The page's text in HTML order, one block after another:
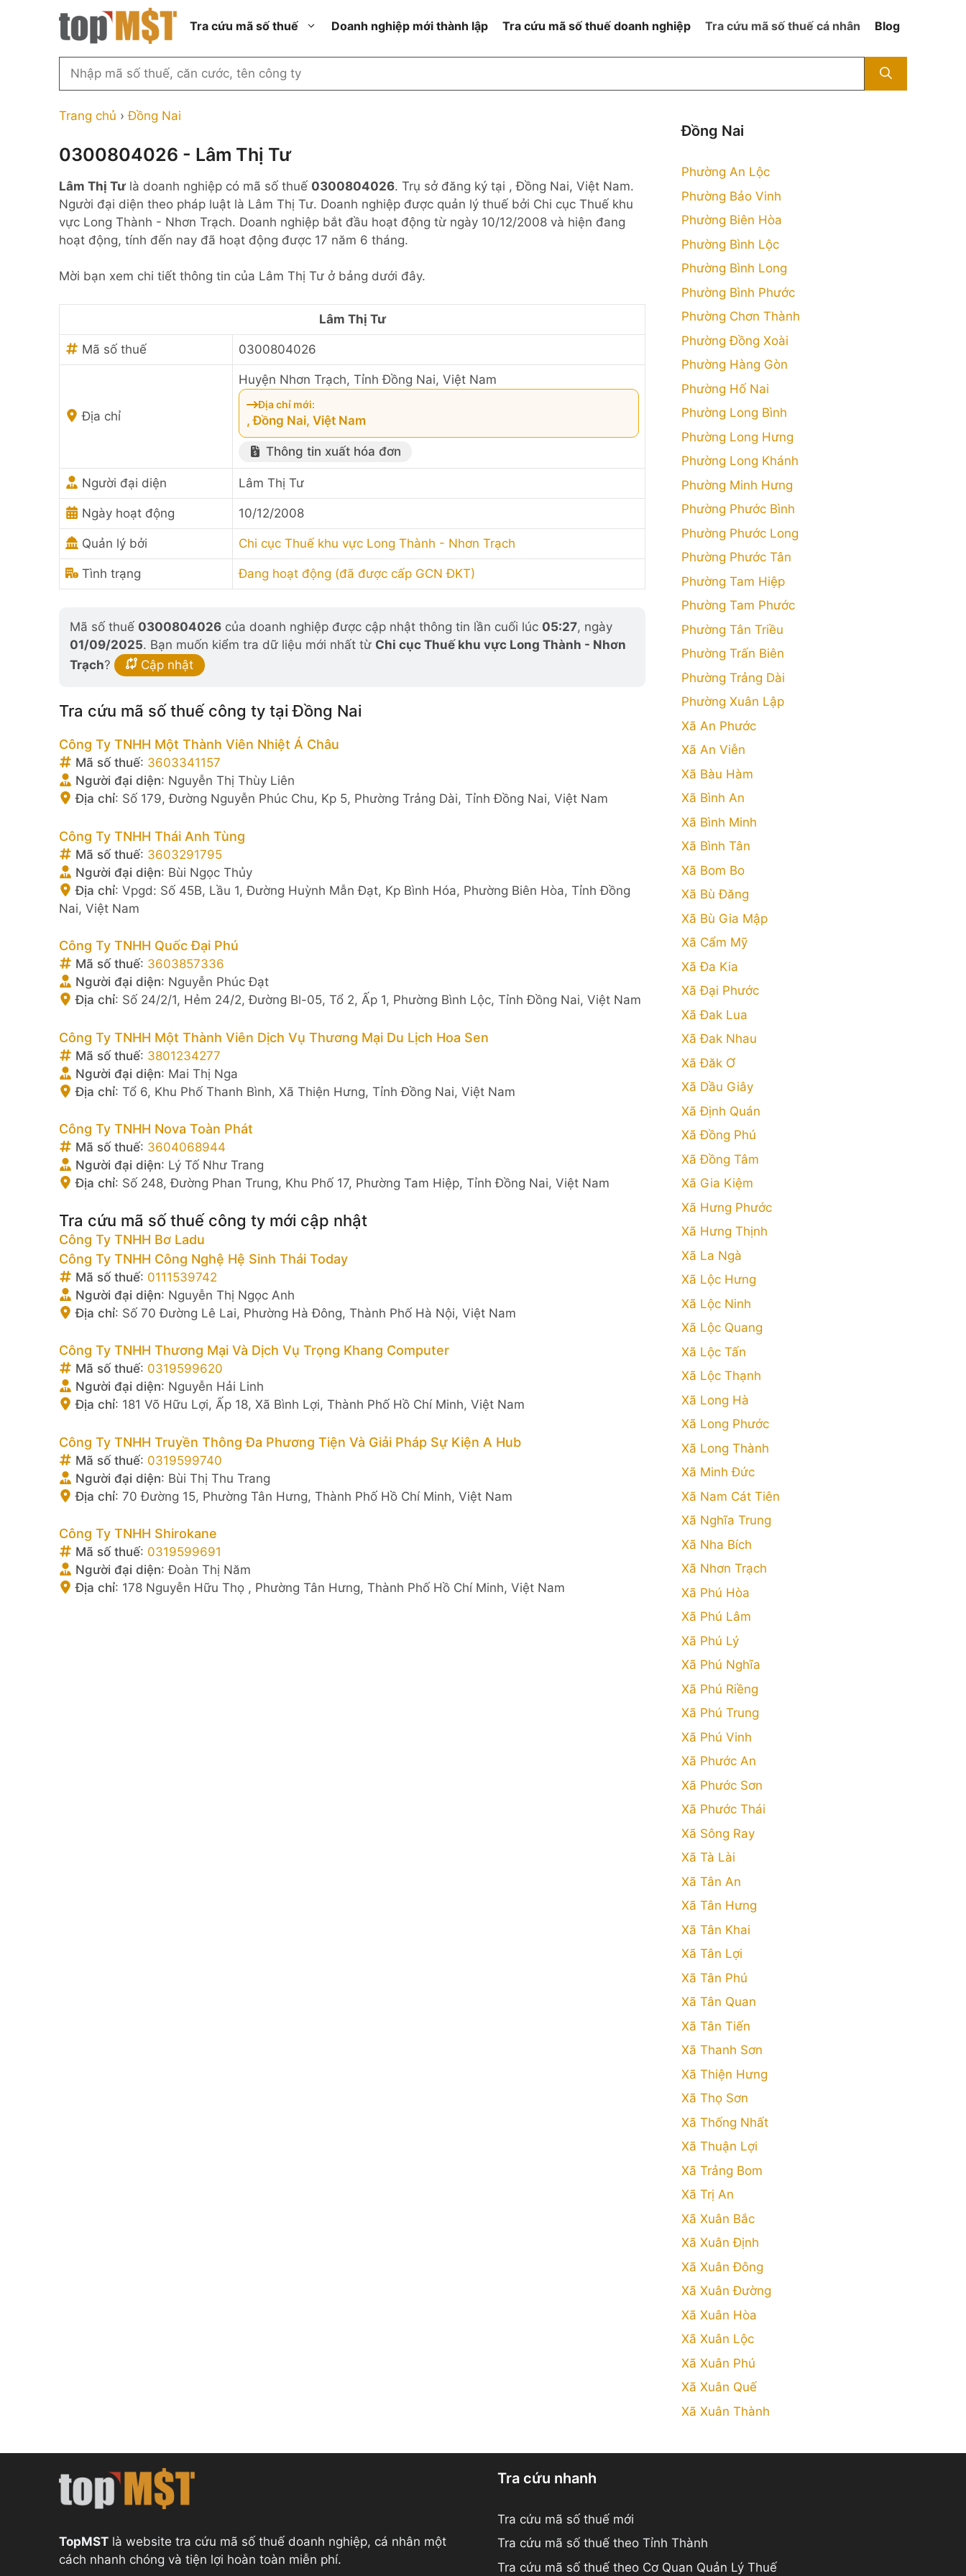
Tra cứu mã số thuế
Thành phố Hồ Chí Minh
Thành phố Hà Nội
Thành phố Đà Nẵng
Thành phố Hải Phòng
Thanh Hóa
Bắc Ninh
Nghệ An
Công ty cổ phần ngoài NN
thành viên ngoài NN
thành viên trở lên ngoài NN
Công ty trách nhiệm hữu hạn
ngoài NN
Không hoạt động tại địa chỉ đã
đăng ký
Doanh nghiệp mới thành lập Tra cứu mã số thuế doanh nghiệp Tra cứu mã số thuế cá nhân Blog
Tìm
theo
công
người
đại
diện
hoặc
số
Trang chủ ›Đồng Nai
0300804026 - Lâm Thị Tư
Lâm Thị Tưlà doanh nghiệp có mã số thuế 0300804026. Trụ sở đăng ký tại , Đồng Nai, Việt Nam.
Người đại diện theo pháp luật là Lâm Thị Tư. Doanh nghiệp được quản lý thuế bởi Chi cục Thuế khu
vực Long Thành - Nhơn Trạch. Doanh nghiệp bắt đầu hoạt động từ ngày 10/12/2008 và hiện đang
hoạt động, tính đến nay đã hoạt động được 17 năm 6 tháng.
Mời bạn xem chi tiết thông tin của Lâm Thị Tư ở bảng dưới đây.
Lâm Thị Tư
Mã số thuế 0300804026
Địa chỉ
Huyện Nhơn Trạch, Tỉnh Đồng Nai, Việt Nam
Địa chỉ mới:
, Đồng Nai, Việt Nam
Thông tin xuất hóa đơn
Người đại diện Lâm Thị Tư
Ngày hoạt động 10/12/2008
Quản lý bởi Chi cục Thuế khu vực Long Thành - Nhơn Trạch
Tình trạng Đang hoạt động (đã được cấp GCN ĐKT)
Mã số thuế 0300804026 của doanh nghiệp được cập nhật thông tin lần cuối lúc 05:27, ngày
01/09/2025. Bạn muốn kiểm tra dữ liệu mới nhất từ Chi cục Thuế khu vực Long Thành - Nhơn
Trạch? Cập nhật
Tra cứu mã số thuế công ty tại Đồng Nai
Công Ty TNHH Một Thành Viên Nhiệt Á Châu
Mã số thuế: 3603341157
Người đại diện: Nguyễn Thị Thùy Liên
Địa chỉ: Số 179, Đường Nguyễn Phúc Chu, Kp 5, Phường Trảng Dài, Tỉnh Đồng Nai, Việt Nam
Công Ty TNHH Thái Anh Tùng
Mã số thuế: 3603291795
Người đại diện: Bùi Ngọc Thủy
Địa chỉ: Vpgd: Số 45B, Lầu 1, Đường Huỳnh Mẫn Đạt, Kp Bình Hóa, Phường Biên Hòa, Tỉnh Đồng
Nai, Việt Nam
Công Ty TNHH Quốc Đại Phú
Mã số thuế: 3603857336
Người đại diện: Nguyễn Phúc Đạt
Địa chỉ: Số 24/2/1, Hẻm 24/2, Đường Bl-05, Tổ 2, Ấp 1, Phường Bình Lộc, Tỉnh Đồng Nai, Việt Nam
Công Ty TNHH Một Thành Viên Dịch Vụ Thương Mại Du Lịch Hoa Sen
Mã số thuế: 3801234277
Người đại diện: Mai Thị Nga
Địa chỉ: Tổ 6, Khu Phố Thanh Bình, Xã Thiện Hưng, Tỉnh Đồng Nai, Việt Nam
Công Ty TNHH Nova Toàn Phát
Mã số thuế: 3604068944
Người đại diện: Lý Tố Như Trang
Địa chỉ: Số 248, Đường Phan Trung, Khu Phố 17, Phường Tam Hiệp, Tỉnh Đồng Nai, Việt Nam
Tra cứu mã số thuế công ty mới cập nhật
Công Ty TNHH Bơ Ladu
Công Ty TNHH Công Nghệ Hệ Sinh Thái Today
Mã số thuế: 0111539742
Người đại diện: Nguyễn Thị Ngọc Anh
Địa chỉ: Số 70 Đường Lê Lai, Phường Hà Đông, Thành Phố Hà Nội, Việt Nam
Công Ty TNHH Thương Mại Và Dịch Vụ Trọng Khang Computer
Mã số thuế: 0319599620
Người đại diện: Nguyễn Hải Linh
Địa chỉ: 181 Võ Hữu Lợi, Ấp 18, Xã Bình Lợi, Thành Phố Hồ Chí Minh, Việt Nam
Công Ty TNHH Truyền Thông Đa Phương Tiện Và Giải Pháp Sự Kiện A Hub
Mã số thuế: 0319599740
Người đại diện: Bùi Thị Thu Trang
Địa chỉ: 70 Đường 15, Phường Tân Hưng, Thành Phố Hồ Chí Minh, Việt Nam
Công Ty TNHH Shirokane
Mã số thuế: 0319599691
Người đại diện:Đoàn Thị Năm
Địa chỉ: 178 Nguyễn Hữu Thọ , Phường Tân Hưng, Thành Phố Hồ Chí Minh, Việt Nam
Đồng Nai
Phường An Lộc
Phường Bảo Vinh
Phường Biên Hòa
Phường Bình Lộc
Phường Bình Long
Phường Bình Phước
Phường Chơn Thành
Phường Đồng Xoài
Phường Hàng Gòn
Phường Hố Nai
Phường Long Bình
Phường Long Hưng
Phường Long Khánh
Phường Minh Hưng
Phường Phước Bình
Phường Phước Long
Phường Phước Tân
Phường Tam Hiệp
Phường Tam Phước
Phường Tân Triều
Phường Trấn Biên
Phường Trảng Dài
Phường Xuân Lập
Xã An Phước
Xã An Viễn
Xã Bàu Hàm
Xã Bình An
Xã Bình Minh
Xã Bình Tân
Xã Bom Bo
Xã Bù Đăng
Xã Bù Gia Mập
Xã Cẩm Mỹ
Xã Đa Kia
Xã Đại Phước
Xã Đak Lua
Xã Đak Nhau
Xã Đăk Ơ
Xã Dầu Giây
Xã Định Quán
Xã Đồng Phú
Xã Đồng Tâm
Xã Gia Kiệm
Xã Hưng Phước
Xã Hưng Thịnh
Xã La Ngà
Xã Lộc Hưng
Xã Lộc Ninh
Xã Lộc Quang
Xã Lộc Tấn
Xã Lộc Thạnh
Xã Long Hà
Xã Long Phước
Xã Long Thành
Xã Minh Đức
Xã Nam Cát Tiên
Xã Nghĩa Trung
Xã Nha Bích
Xã Nhơn Trạch
Xã Phú Hòa
Xã Phú Lâm
Xã Phú Lý
Xã Phú Nghĩa
Xã Phú Riềng
Xã Phú Trung
Xã Phú Vinh
Xã Phước An
Xã Phước Sơn
Xã Phước Thái
Xã Sông Ray
Xã Tà Lài
Xã Tân An
Xã Tân Hưng
Xã Tân Khai
Xã Tân Lợi
Xã Tân Phú
Xã Tân Quan
Xã Tân Tiến
Xã Thanh Sơn
Xã Thiện Hưng
Xã Thọ Sơn
Xã Thống Nhất
Xã Thuận Lợi
Xã Trảng Bom
Xã Trị An
Xã Xuân Bắc
Xã Xuân Định
Xã Xuân Đông
Xã Xuân Đường
Xã Xuân Hòa
Xã Xuân Lộc
Xã Xuân Phú
Xã Xuân Quế
Xã Xuân Thành
TopMST là website tra cứu mã số thuế doanh nghiệp, cá nhân một
cách nhanh chóng và tiện lợi hoàn toàn miễn phí.
Tra cứu nhanh
Tra cứu mã số thuế mới
Tra cứu mã số thuế theo Tỉnh Thành
Tra cứu mã số thuế theo Cơ Quan Quản Lý Thuế